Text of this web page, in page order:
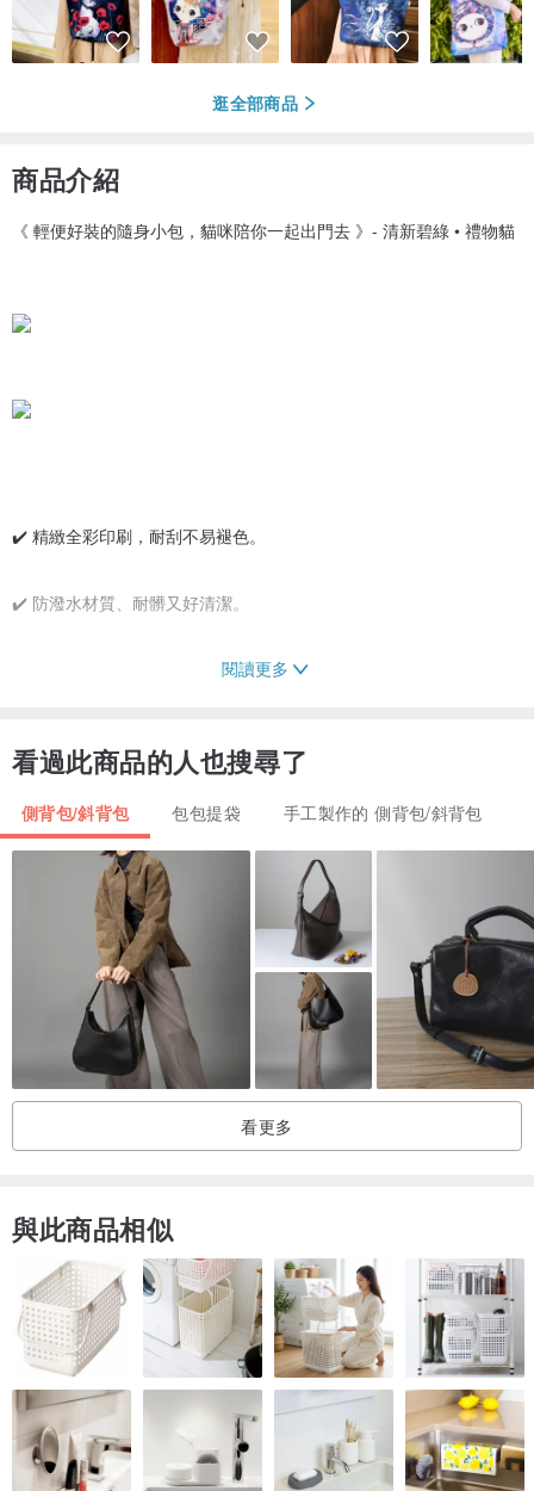
逛全部商品
商品介紹
《 輕便好裝的隨身小包，貓咪陪你一起出門去 》- 清新碧綠 • 禮物貓
✔️ 精緻全彩印刷，耐刮不易褪色。
✔️ 防潑水材質、耐髒又好清潔。
┈┈┈┈┈┈┈┈
ꕥ 好喵 創作故事 ꕥ
😺當小貓咪用無辜大眼看著你時，
那可愛的樣子是不是簡直令人無法抵抗!!!
🥰🥰🥰
閱讀更多
看過此商品的人也搜尋了
側背包/斜背包 包包提袋 手工製作的 側背包/斜背包
看更多
與此商品相似